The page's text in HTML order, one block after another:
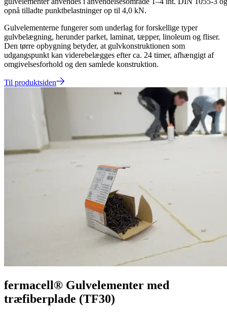
opnå tilladte punktbelastninger op til 4,0 kN.
Gulvelementerne fungerer som underlag for forskellige typer
gulvbelægning, herunder parket, laminat, tæpper, linoleum og fliser.
Den tørre opbygning betyder, at gulvkonstruktionen som
udgangspunkt kan viderebelægges efter ca. 24 timer, afhængigt af
omgivelsesforhold og den samlede konstruktion.
Til produktsiden
fermacell® Gulvelementer med
træfiberplade (TF30)